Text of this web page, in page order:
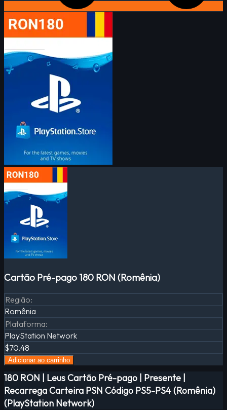
Cartão Pré-pago 180 RON (Romênia)
Região:
Romênia
Plataforma:
PlayStation Network
$70.48
Adicionar ao carrinho
180 RON | Leus Cartão Pré-pago | Presente |
Recarrega Carteira PSN Código PS5-PS4 (Romênia)
(PlayStation Network)